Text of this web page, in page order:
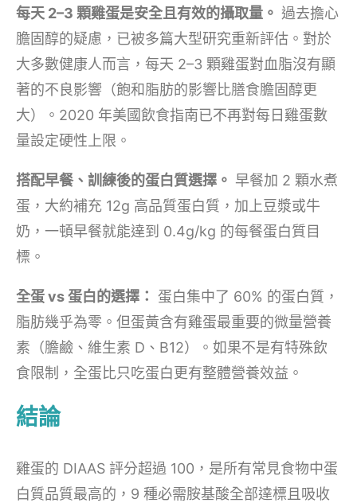
每天 2–3 顆雞蛋是安全且有效的攝取量。 過去擔心
膽固醇的疑慮，已被多篇大型研究重新評估。對於
大多數健康人而言，每天 2–3 顆雞蛋對血脂沒有顯
著的不良影響（飽和脂肪的影響比膳食膽固醇更
大）。2020 年美國飲食指南已不再對每日雞蛋數
量設定硬性上限。
搭配早餐、訓練後的蛋白質選擇。 早餐加 2 顆水煮
蛋，大約補充 12g 高品質蛋白質，加上豆漿或牛
奶，一頓早餐就能達到 0.4g/kg 的每餐蛋白質目
標。
全蛋 vs 蛋白的選擇： 蛋白集中了 60% 的蛋白質，
脂肪幾乎為零。但蛋黃含有雞蛋最重要的微量營養
素（膽鹼、維生素 D、B12）。如果不是有特殊飲
食限制，全蛋比只吃蛋白更有整體營養效益。
結論
雞蛋的 DIAAS 評分超過 100，是所有常見食物中蛋
白質品質最高的，9 種必需胺基酸全部達標且吸收